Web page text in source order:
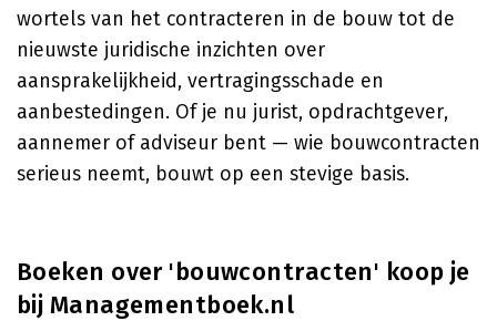
wortels van het contracteren in de bouw tot de
nieuwste juridische inzichten over
aansprakelijkheid, vertragingsschade en
aanbestedingen. Of je nu jurist, opdrachtgever,
aannemer of adviseur bent — wie bouwcontracten
serieus neemt, bouwt op een stevige basis.
Boeken over 'bouwcontracten' koop je
bij Managementboek.nl